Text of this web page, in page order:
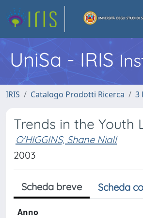
UniSa - IRIS
IRIS Catalogo Prodotti Ricerca 3
Trends in the Youth
O'HIGGINS, Shane Niall
2003
Scheda breve Scheda
Anno